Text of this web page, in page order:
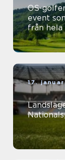
OS-
event
från hela
17.